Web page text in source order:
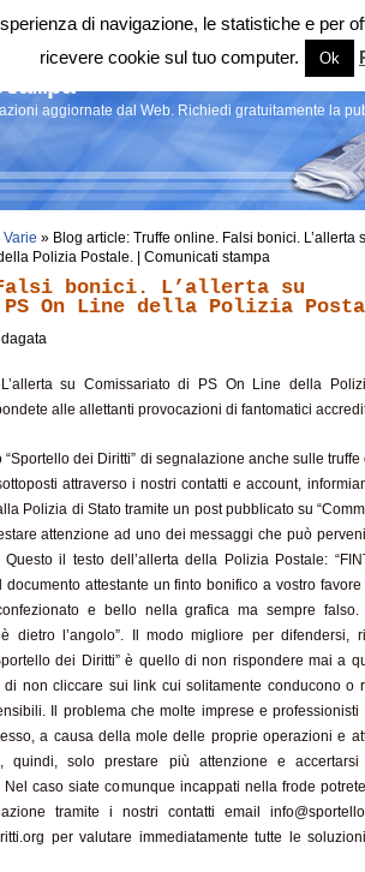
aggiornate dal Web. Richiedi gratuitamente la
Varie » Blog article: Truffe online. Falsi bonici. L’allerta
Polizia Postale. | Comunicati stampa
bonici. L’allerta su
On Line della Polizia
dagata
su Comissariato di PS On Line della
alle allettanti provocazioni di fantomatici
dei Diritti” di segnalazione anche sulle
attraverso i nostri contatti e account,
Polizia di Stato tramite un post pubblicato su
attenzione ad uno dei messaggi che può
il testo dell’allerta della Polizia Postale:
attestante un finto bonifico a vostro
e bello nella grafica ma sempre
dietro l’angolo”. Il modo migliore per difendersi,
dei Diritti” è quello di non rispondere mai a
non cliccare sui link cui solitamente conducono o
Il problema che molte imprese e professionisti
a causa della mole delle proprie operazioni e
quindi, solo prestare più attenzione e
caso siate comunque incappati nella frode
tramite i nostri contatti email
per valutare immediatamente tutte le
di navigazione, le statistiche e per
ricevere cookie sul tuo computer.
Ok